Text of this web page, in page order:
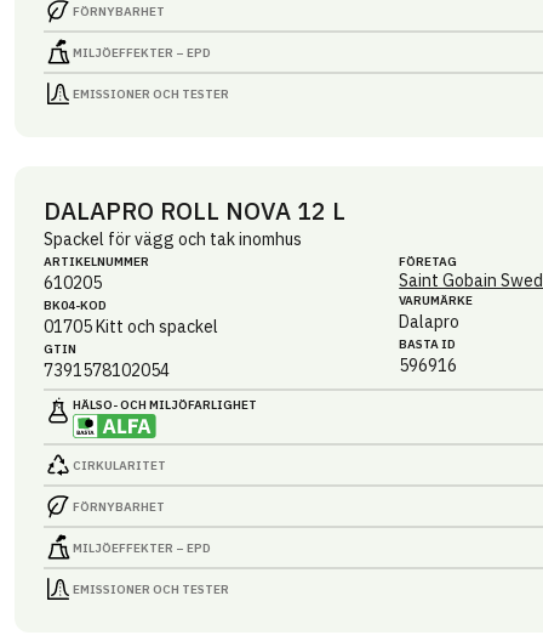
FÖRNYBARHET
MILJÖEFFEKTER – EPD
EMISSIONER OCH TESTER
DALAPRO ROLL NOVA 12 L
Spackel för vägg och tak inomhus
ARTIKEL­NUMMER
610205
BK04-KOD
01705Kitt och spackel
GTIN
7391578102054
FÖRETAG
Saint Gobain
VARUMÄRKE
Dalapro
BASTA ID
596916
HÄLSO- OCH MILJÖ­FARLIGHET
CIRKULARITET
FÖRNYBARHET
MILJÖEFFEKTER – EPD
EMISSIONER OCH TESTER